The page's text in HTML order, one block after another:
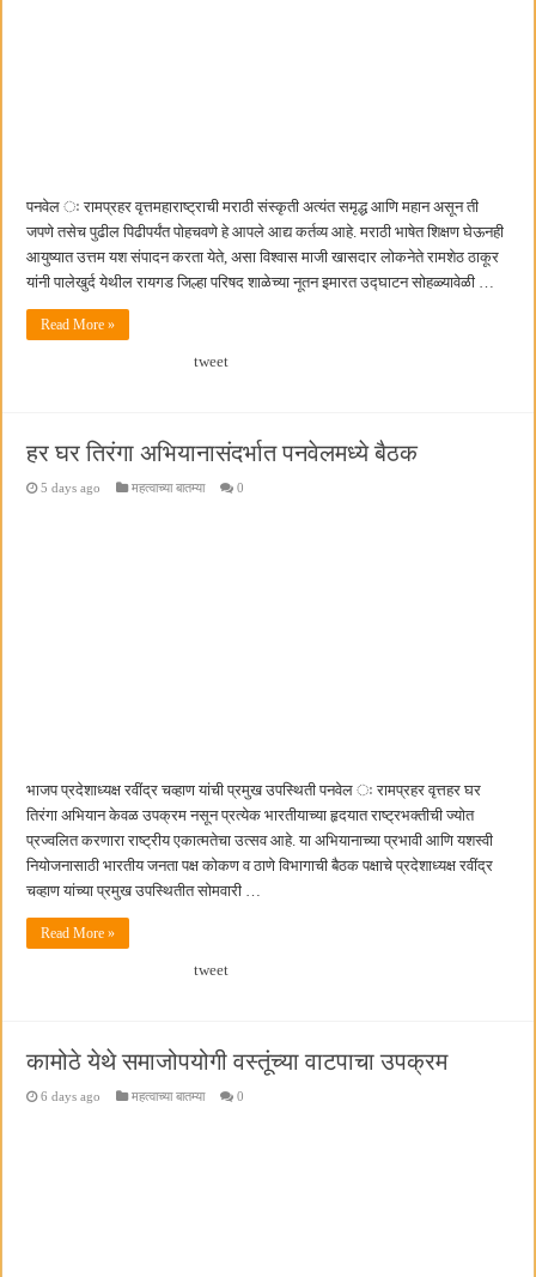
पनवेल ः रामप्रहर वृत्तमहाराष्ट्राची मराठी संस्कृती अत्यंत समृद्ध आणि महान असून ती
जपणे तसेच पुढील पिढीपर्यंत पोहचवणे हे आपले आद्य कर्तव्य आहे. मराठी भाषेत शिक्षण घेऊनही
आयुष्यात उत्तम यश संपादन करता येते, असा विश्वास माजी खासदार लोकनेते रामशेठ ठाकूर
यांनी पालेखुर्द येथील रायगड जिल्हा परिषद शाळेच्या नूतन इमारत उद्घाटन सोहळ्यावेळी …
Read More »
tweet
हर घर तिरंगा अभियानासंदर्भात पनवेलमध्ये बैठक
5 days ago महत्वाच्या बातम्या 0
भाजप प्रदेशाध्यक्ष रवींद्र चव्हाण यांची प्रमुख उपस्थिती पनवेल ः रामप्रहर वृत्तहर घर
तिरंगा अभियान केवळ उपक्रम नसून प्रत्येक भारतीयाच्या हृदयात राष्ट्रभक्तीची ज्योत
प्रज्वलित करणारा राष्ट्रीय एकात्मतेचा उत्सव आहे. या अभियानाच्या प्रभावी आणि यशस्वी
नियोजनासाठी भारतीय जनता पक्ष कोकण व ठाणे विभागाची बैठक पक्षाचे प्रदेशाध्यक्ष रवींद्र
चव्हाण यांच्या प्रमुख उपस्थितीत सोमवारी …
Read More »
tweet
कामोठे येथे समाजोपयोगी वस्तूंच्या वाटपाचा उपक्रम
6 days ago महत्वाच्या बातम्या 0